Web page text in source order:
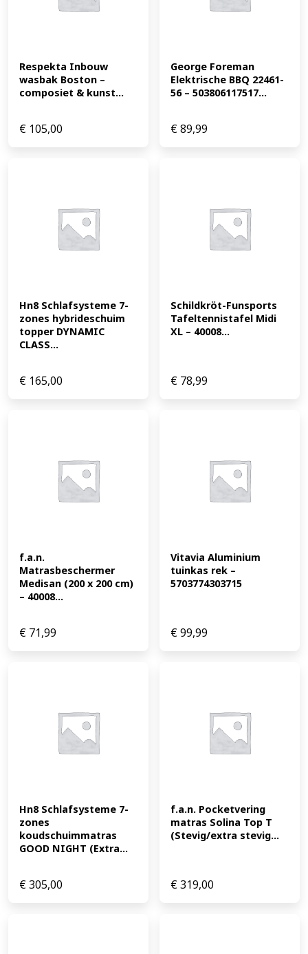
Respekta Inbouw
wasbak Boston –
composiet & kunst...
€ 105,00
George Foreman
Elektrische BBQ 22461-
56 – 503806117517...
€89,99
Hn8 Schlafsysteme 7-
zones hybrideschuim
topper DYNAMIC
CLASS...
€ 165,00
Schildkröt-Funsports
Tafeltennistafel Midi
XL – 40008...
€ 78,99
f.a.n.
Matrasbeschermer
Medisan (200 x 200 cm)
– 40008...
€ 71,99
Vitavia Aluminium
tuinkas rek –
5703774303715
€99,99
Hn8 Schlafsysteme 7-
zones
koudschuimmatras
GOOD NIGHT (Extra...
€305,00
f.a.n. Pocketvering
matras Solina Top T
(Stevig/extra stevig...
€319,00